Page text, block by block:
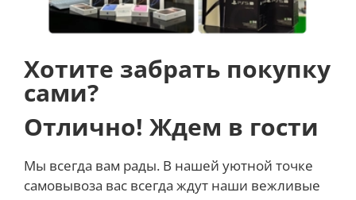
Хотите забрать покупку
сами?
Отлично! Ждем в гости
Мы всегда вам рады. В нашей уютной точке
самовывоза вас всегда ждут наши вежливые